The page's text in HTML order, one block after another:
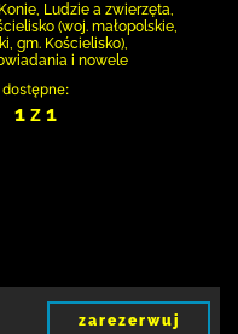
Ludzie a zwierzęta,
(woj. małopolskie,
gm. Kościelisko),
i nowele
dostępne:
1 z 1
zarezerwuj